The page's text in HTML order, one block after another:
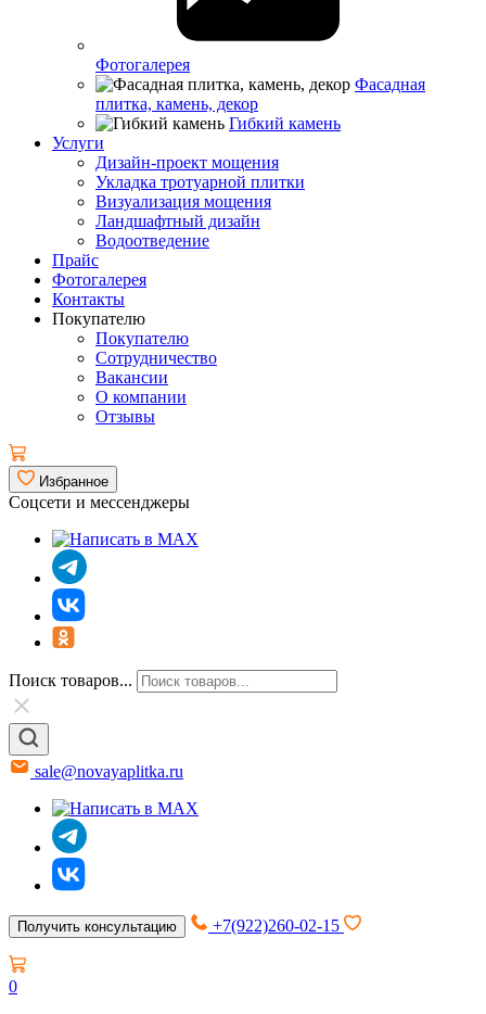
Фотогалерея
Фасадная
плитка, камень, декор
Гибкий камень
Услуги
Дизайн-проект мощения
Укладка тротуарной плитки
Визуализация мощения
Ландшафтный дизайн
Водоотведение
Прайс
Фотогалерея
Контакты
Покупателю
Покупателю
Сотрудничество
Вакансии
О компании
Отзывы
Избранное
Соцсети и мессенджеры
Поиск товаров...
sale@novayaplitka.ru
Получить консультацию +7(922)260-02-15
0